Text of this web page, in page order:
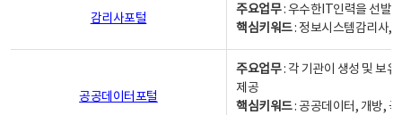
감리사포털
주요업무: 우수한IT인력을 선발
핵심키워드: 정보시스템감리사,
공공데이터포털
주요업무: 각 기관이 생성 및 보
제공
핵심키워드: 공공데이터, 개방,